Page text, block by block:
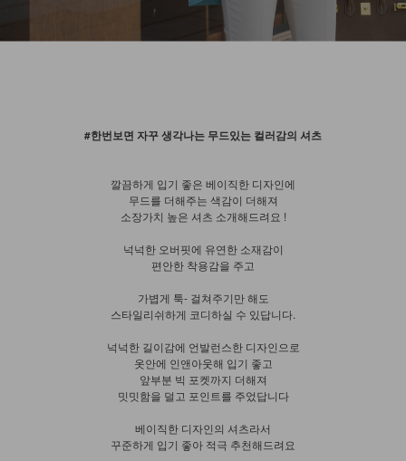
#한번보면 자꾸 생각나는 무드있는 컬러감의 셔츠
깔끔하게 입기 좋은 베이직한 디자인에
무드를 더해주는 색감이 더해져
소장가치 높은 셔츠 소개해드려요 !
넉넉한 오버핏에 유연한 소재감이
편안한 착용감을 주고
가볍게 툭- 걸쳐주기만 해도
스타일리쉬하게 코디하실 수 있답니다.
넉넉한 길이감에 언발런스한 디자인으로
옷안에 인앤아웃해 입기 좋고
앞부분 빅 포켓까지 더해져
밋밋함을 덜고 포인트를 주었답니다
베이직한 디자인의 셔츠라서
꾸준하게 입기 좋아 적극 추천해드려요